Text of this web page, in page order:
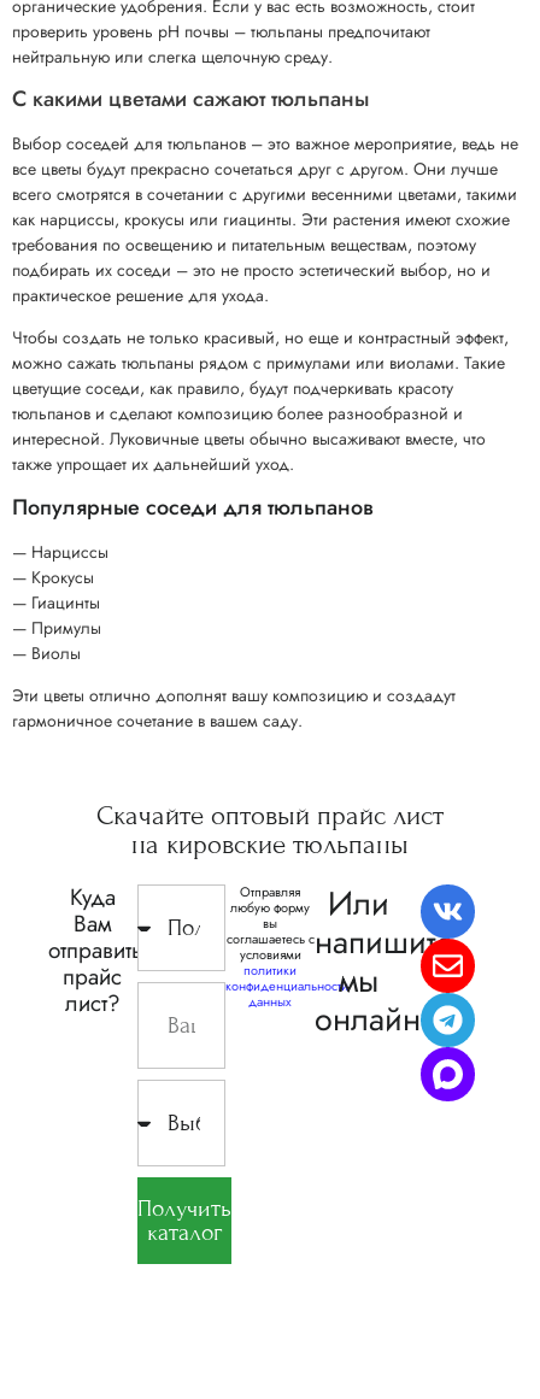
органические удобрения. Если у вас есть возможность, стоит
проверить уровень pH почвы – тюльпаны предпочитают
нейтральную или слегка щелочную среду.
С какими цветами сажают тюльпаны
Выбор соседей для тюльпанов – это важное мероприятие, ведь не
все цветы будут прекрасно сочетаться друг с другом. Они лучше
всего смотрятся в сочетании с другими весенними цветами, такими
как нарциссы, крокусы или гиацинты. Эти растения имеют схожие
требования по освещению и питательным веществам, поэтому
подбирать их соседи – это не просто эстетический выбор, но и
практическое решение для ухода.
Чтобы создать не только красивый, но еще и контрастный эффект,
можно сажать тюльпаны рядом с примулами или виолами. Такие
цветущие соседи, как правило, будут подчеркивать красоту
тюльпанов и сделают композицию более разнообразной и
интересной. Луковичные цветы обычно высаживают вместе, что
также упрощает их дальнейший уход.
Популярные соседи для тюльпанов
— Нарциссы
— Крокусы
— Гиацинты
— Примулы
— Виолы
Эти цветы отлично дополнят вашу композицию и создадут
гармоничное сочетание в вашем саду.
Скачайте оптовый прайс лист
на кировские тюльпаны
Куда
Вам
отправить
прайс
лист?
Получить
каталог
Отправляя
любую форму
вы
соглашаетесь с
условиями
политики
конфиденциальности
данных
Или
напишите,
мы
онлайн